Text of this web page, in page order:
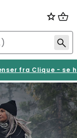
fra Clique - se